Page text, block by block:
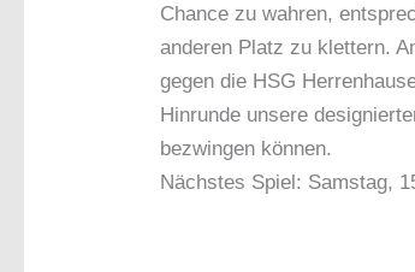
Chance zu wahren,
anderen Platz zu klettern.
gegen die HSG
Hinrunde unsere
bezwingen können.
Nächstes Spiel: Samstag,